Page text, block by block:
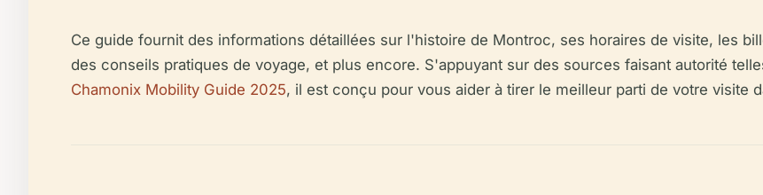
Ce guide fournit des informations détaillées sur l'histoire de Montroc, ses horaires de visite, les
des conseils pratiques de voyage, et plus encore. S'appuyant sur des sources faisant autorité
Chamonix Mobility Guide 2025, il est conçu pour vous aider à tirer le meilleur parti de votre visite